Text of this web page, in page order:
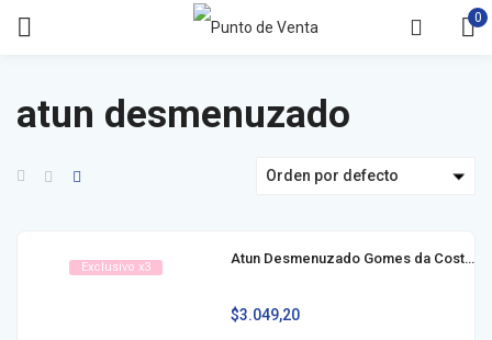
0
atun desmenuzado
Orden por defecto
Exclusivo x3
Atun Desmenuzado Gomes da Costa 170g
$3.049,20